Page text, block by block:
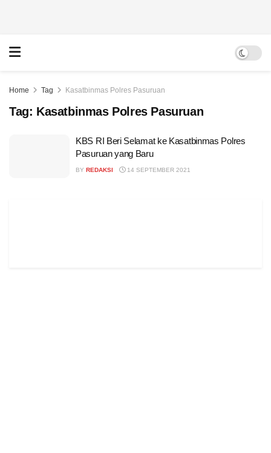
Home Tag Kasatbinmas Polres Pasuruan
Tag: Kasatbinmas Polres Pasuruan
KBS RI Beri Selamat ke Kasatbinmas Polres
Pasuruan yang Baru
BY REDAKSI 14 SEPTEMBER 2021